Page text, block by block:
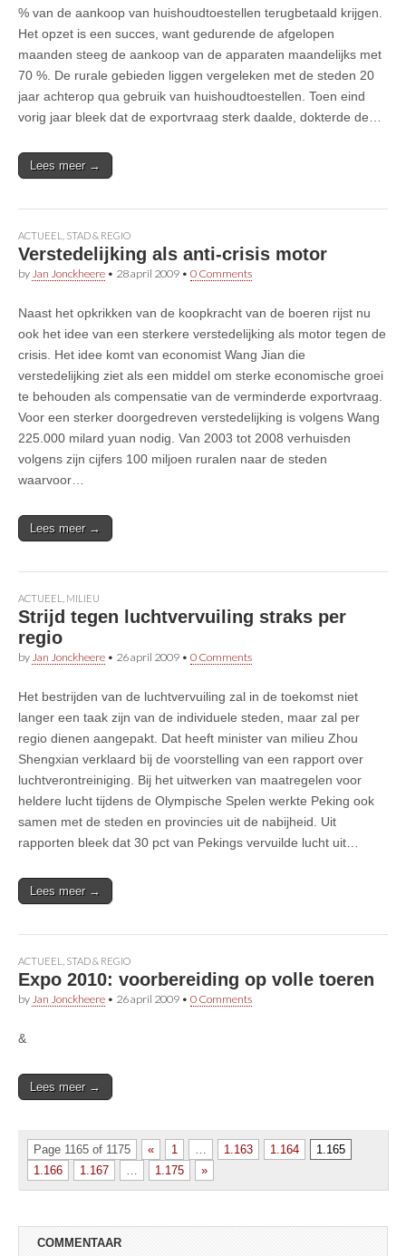
% van de aankoop van huishoudtoestellen terugbetaald krijgen.
Het opzet is een succes, want gedurende de afgelopen
maanden steeg de aankoop van de apparaten maandelijks met
70 %. De rurale gebieden liggen vergeleken met de steden 20
jaar achterop qua gebruik van huishoudtoestellen. Toen eind
vorig jaar bleek dat de exportvraag sterk daalde, dokterde de…
Lees meer →
ACTUEEL STAD & REGIO
Verstedelijking als anti-crisis motor
by Jan Jonckheere • 28 april 2009 • 0 Comments
Naast het opkrikken van de koopkracht van de boeren rijst nu
ook het idee van een sterkere verstedelijking als motor tegen de
crisis. Het idee komt van economist Wang Jian die
verstedelijking ziet als een middel om sterke economische groei
te behouden als compensatie van de verminderde exportvraag.
Voor een sterker doorgedreven verstedelijking is volgens Wang
225.000 milard yuan nodig. Van 2003 tot 2008 verhuisden
volgens zijn cijfers 100 miljoen ruralen naar de steden
waarvoor…
Lees meer →
ACTUEEL MILIEU
Strijd tegen luchtvervuiling straks per
regio
by Jan Jonckheere • 26 april 2009 • 0 Comments
Het bestrijden van de luchtvervuiling zal in de toekomst niet
langer een taak zijn van de individuele steden, maar zal per
regio dienen aangepakt. Dat heeft minister van milieu Zhou
Shengxian verklaard bij de voorstelling van een rapport over
luchtverontreiniging. Bij het uitwerken van maatregelen voor
heldere lucht tijdens de Olympische Spelen werkte Peking ook
samen met de steden en provincies uit de nabijheid. Uit
rapporten bleek dat 30 pct van Pekings vervuilde lucht uit…
Lees meer →
ACTUEEL STAD & REGIO
Expo 2010: voorbereiding op volle toeren
by Jan Jonckheere • 26 april 2009 • 0 Comments
&
Lees meer →
Page 1165 of 1175 « 1 1.163 1.164
1.165
1.166
1.167 1.175 »
COMMENTAAR